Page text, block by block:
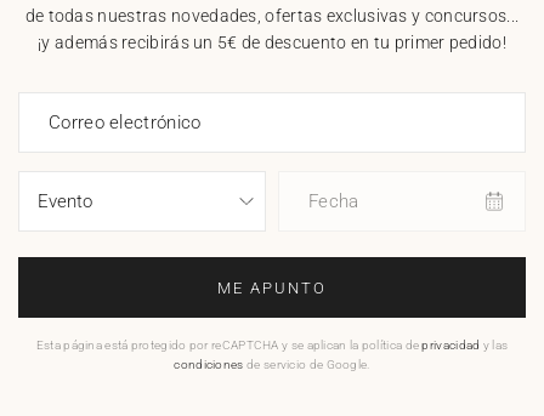
de todas nuestras novedades, ofertas exclusivas y concursos...
¡y además recibirás un 5€ de descuento en tu primer pedido!
Correo electrónico
Fecha
ME APUNTO
Esta página está protegido por reCAPTCHA y se aplican la política deprivacidad y las
condiciones de servicio de Google.